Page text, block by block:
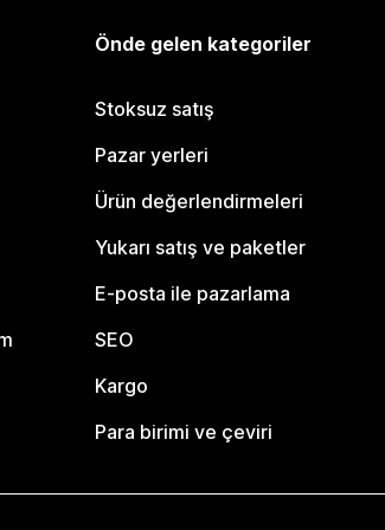
Önde gelen kategoriler
Stoksuz satış
Pazar yerleri
Ürün değerlendirmeleri
Yukarı satış ve paketler
E-posta ile pazarlama
SEO
Kargo
Para birimi ve çeviri